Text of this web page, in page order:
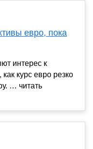
евро, пока
интерес к
курс евро резко
… читать